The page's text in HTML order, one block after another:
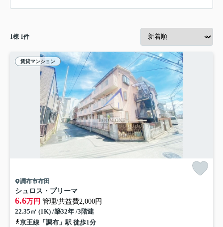
1棟 1件
賃貸マンション
調布市布田
シュロス・プリーマ
6.6万円 管理/共益費2,000円
22.35㎡ (1K) /築32年 /3階建
京王線「調布」駅 徒歩1分